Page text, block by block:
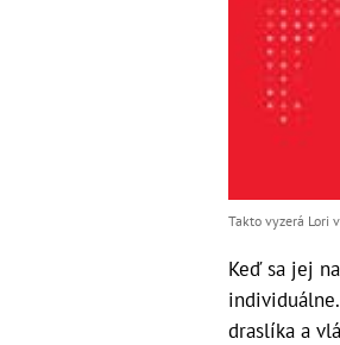
Takto vyzerá Lori
Keď sa jej
draslíka a